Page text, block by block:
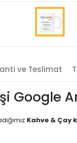
ve Teslimat
Google
Kahve & Çay